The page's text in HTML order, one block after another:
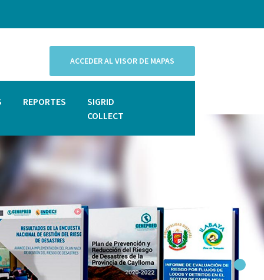
ACCEDER AL VISOR DE MAPAS
REPORTES
SIGRID
COLLECT